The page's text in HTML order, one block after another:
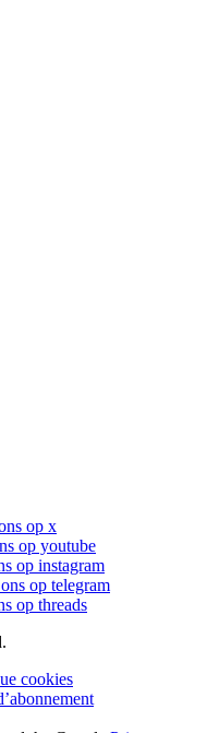
op x
op youtube
op instagram
op telegram
op threads
cookies